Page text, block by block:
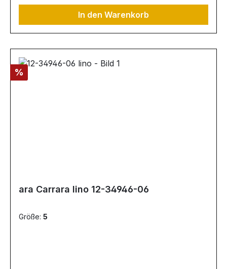
In den Warenkorb
Rabatt
%
ara Carrara lino 12-34946-06
Größe: 5